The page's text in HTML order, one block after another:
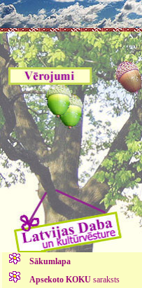
Sākumlapa
Apsekoto KOKUsaraksts